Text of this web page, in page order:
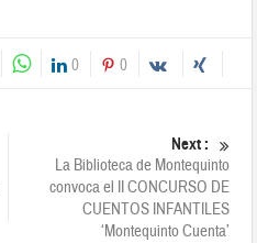
0 0
Next :
La Biblioteca de Montequinto
convoca el II CONCURSO DE
CUENTOS INFANTILES
‘Montequinto Cuenta’